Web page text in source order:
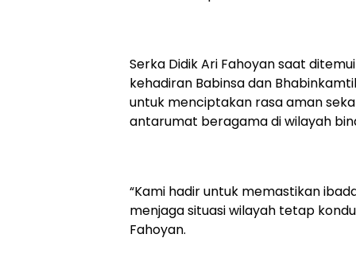
Serka Didik Ari Fahoyan saat
kehadiran Babinsa dan
untuk menciptakan rasa aman
antarumat beragama di wilayah
“Kami hadir untuk memastikan
menjaga situasi wilayah tetap
Fahoyan.